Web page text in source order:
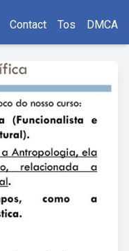
Contact Tos DMCA